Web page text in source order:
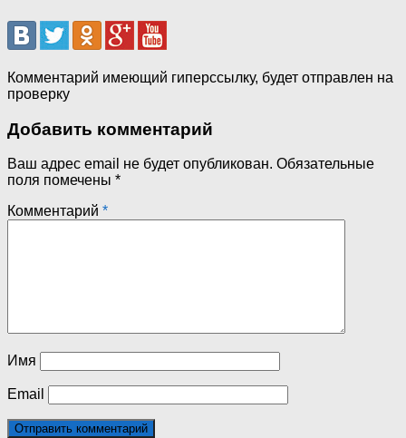
Комментарий имеющий гиперссылку, будет отправлен на
проверку
Добавить комментарий
Ваш адрес email не будет опубликован. Обязательные
поля помечены *
Комментарий *
Имя
Email